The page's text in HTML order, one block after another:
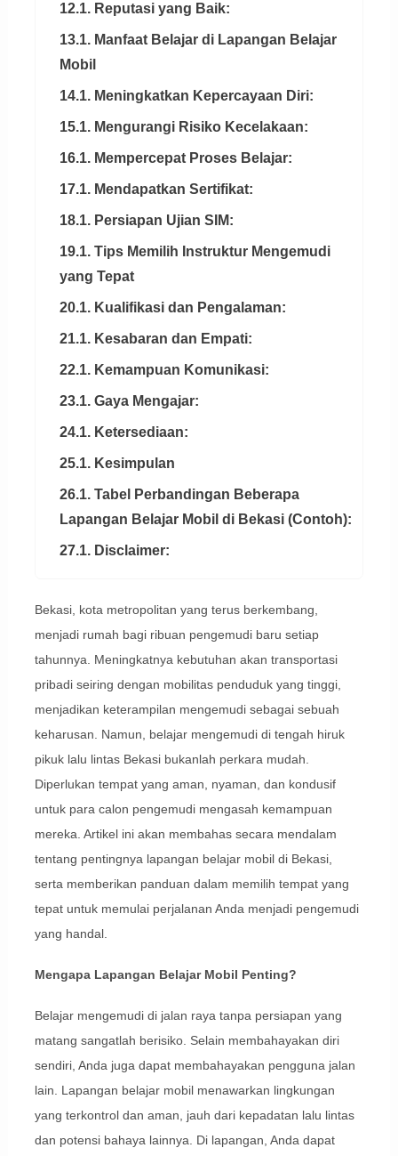
12.1. Reputasi yang Baik:
13.1. Manfaat Belajar di Lapangan Belajar
Mobil
14.1. Meningkatkan Kepercayaan Diri:
15.1. Mengurangi Risiko Kecelakaan:
16.1. Mempercepat Proses Belajar:
17.1. Mendapatkan Sertifikat:
18.1. Persiapan Ujian SIM:
19.1. Tips Memilih Instruktur Mengemudi
yang Tepat
20.1. Kualifikasi dan Pengalaman:
21.1. Kesabaran dan Empati:
22.1. Kemampuan Komunikasi:
23.1. Gaya Mengajar:
24.1. Ketersediaan:
25.1. Kesimpulan
26.1. Tabel Perbandingan Beberapa
Lapangan Belajar Mobil di Bekasi (Contoh):
27.1. Disclaimer:
Bekasi, kota metropolitan yang terus berkembang,
menjadi rumah bagi ribuan pengemudi baru setiap
tahunnya. Meningkatnya kebutuhan akan transportasi
pribadi seiring dengan mobilitas penduduk yang tinggi,
menjadikan keterampilan mengemudi sebagai sebuah
keharusan. Namun, belajar mengemudi di tengah hiruk
pikuk lalu lintas Bekasi bukanlah perkara mudah.
Diperlukan tempat yang aman, nyaman, dan kondusif
untuk para calon pengemudi mengasah kemampuan
mereka. Artikel ini akan membahas secara mendalam
tentang pentingnya lapangan belajar mobil di Bekasi,
serta memberikan panduan dalam memilih tempat yang
tepat untuk memulai perjalanan Anda menjadi pengemudi
yang handal.
Mengapa Lapangan Belajar Mobil Penting?
Belajar mengemudi di jalan raya tanpa persiapan yang
matang sangatlah berisiko. Selain membahayakan diri
sendiri, Anda juga dapat membahayakan pengguna jalan
lain. Lapangan belajar mobil menawarkan lingkungan
yang terkontrol dan aman, jauh dari kepadatan lalu lintas
dan potensi bahaya lainnya. Di lapangan, Anda dapat